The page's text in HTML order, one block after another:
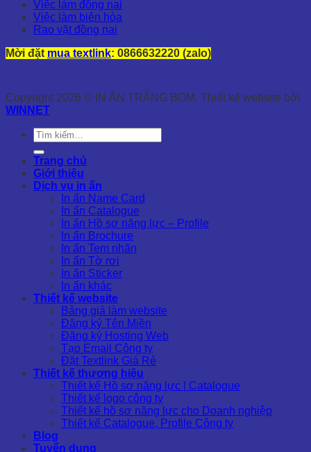
Việc làm đồng nai
Việc làm biên hòa
Rao vặt đồng nai
Mời đặt mua textlink: 0866632220 (zalo)
Copyright 2026 © IN ẤN TRẢNG BOM. Thiết kế website bởi
WINNET
Tìm
kiếm:
Trang chủ
Giới thiệu
Dịch vụ in ấn
In ấn Name Card
In ấn Catalogue
In ấn Hồ sơ năng lực – Profile
In ấn Brochure
In ấn Tem nhãn
In ấn Tờ rơi
In ấn Sticker
In ấn khác
Thiết kế website
Bảng giá làm website
Đăng ký Tên Miền
Đăng ký Hosting Web
Tạo Email Công ty
Đặt Textlink Giá Rẻ
Thiết kế thương hiệu
Thiết kế Hồ sơ năng lực | Catalogue
Thiết kế logo công ty
Thiết kế hồ sơ năng lực cho Doanh nghiệp
Thiết kế Catalogue, Profile Công ty
Blog
Tuyển dụng